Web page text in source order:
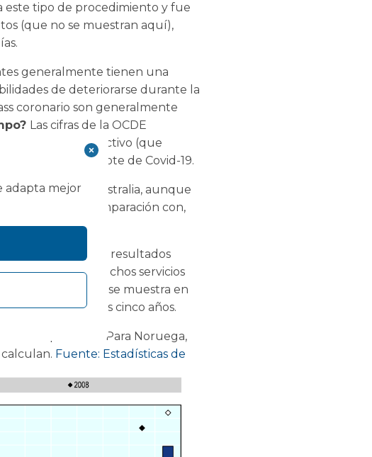
este tipo de procedimiento y fue
(que no se muestran aquí),
generalmente tienen una
de deteriorarse durante la
coronario son generalmente
Las cifras de la OCDE
el tratamiento electivo (que
antes del brote de Covid-19.
Reino Unido y Australia, aunque
en comparación con,
de espera, con resultados
espera para muchos servicios
y, como se muestra en
en los últimos cinco años.
está disponible. * Para Noruega,
Fuente: Estadísticas de
adapta mejor